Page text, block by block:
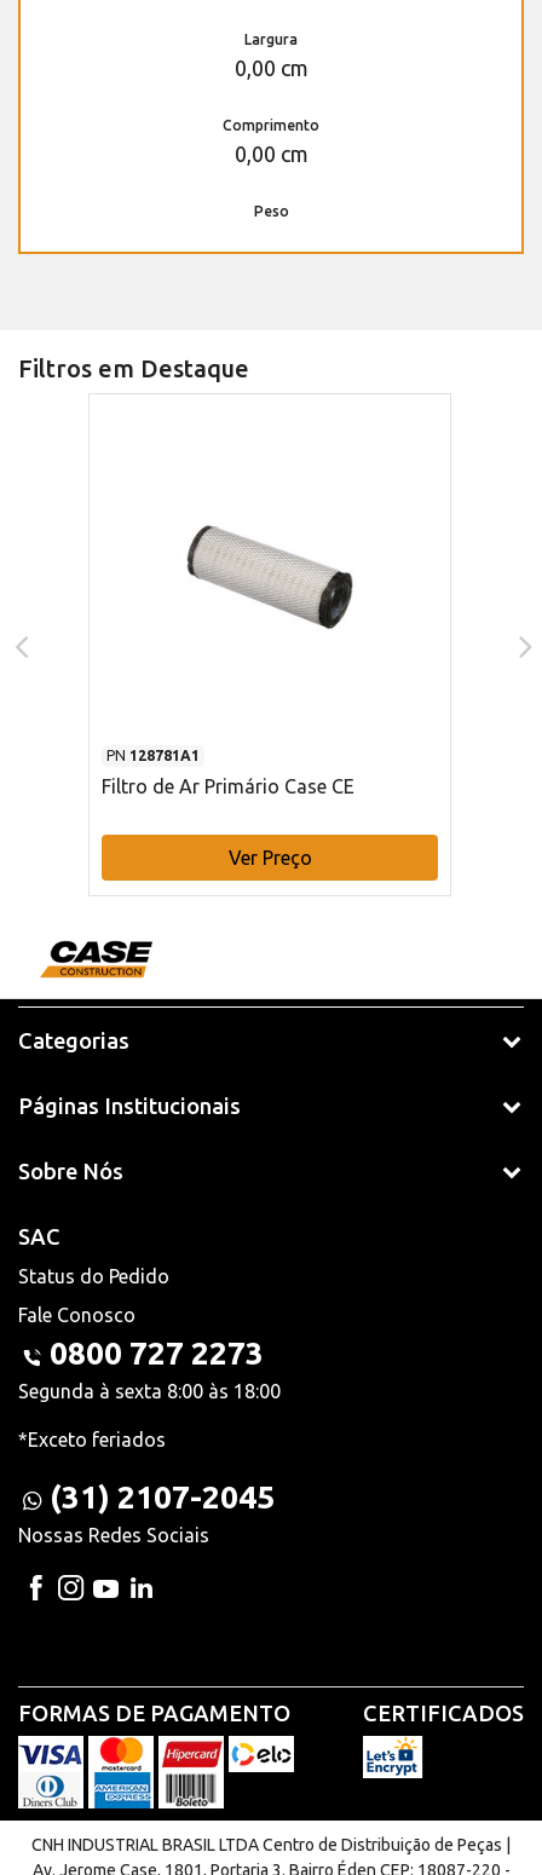
Largura
0,00 cm
Comprimento
0,00 cm
Peso
Filtros em Destaque
PN 128781A1
Filtro de Ar Primário Case CE
Ver Preço
Categorias
Páginas Institucionais
Sobre Nós
SAC
Status do Pedido
Fale Conosco
0800 727 2273
Segunda à sexta 8:00 às 18:00
*Exceto feriados
(31) 2107-2045
Nossas Redes Sociais
FORMAS DE PAGAMENTO CERTIFICADOS
CNH INDUSTRIAL BRASIL LTDA Centro de Distribuição de Peças |
Av. Jerome Case, 1801, Portaria 3. Bairro Éden CEP: 18087-220 -